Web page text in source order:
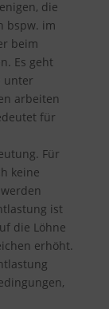
die
bspw. im
beim
Es geht
unter
arbeiten
für
Für
keine
ist
die Löhne
erhöht.